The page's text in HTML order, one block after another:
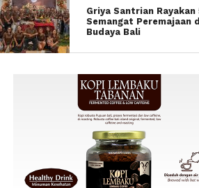
Griya Santrian
Semangat Peremajaan
Budaya Bali